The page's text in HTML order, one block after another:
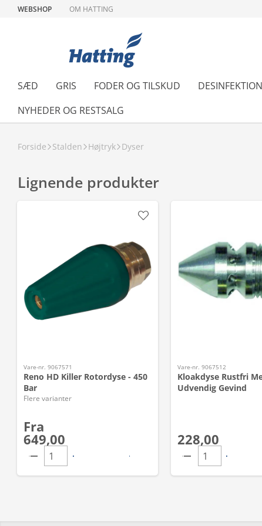
WEBSHOP OM HATTING
SÆD GRIS FODER OG TILSKUD
NYHEDER OG RESTSALG
Forside Stalden Højtryk Dyser
Lignende produkter
Vare-nr. 9067571
Reno HD Killer Rotordyse - 450
Bar
Flere varianter
Fra
649,00
Vare-nr. 9067512
Kloakdyse Rustfri
Udvendig Gevind
228,00